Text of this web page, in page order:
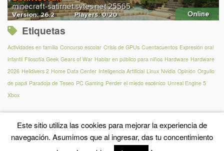
Etiquetas
Actividades en familia Concurso escolar Crisis de GPUs Cuentacuentos Expresión oral
infantil Filosofía Geek Gears of War Hablar en público para niños Hardware Hardware
2026 Helldivers 2 Home Data Center Inteligencia Artificial Linux Nvidia Opinión Orgullo
de papá Paradoja de Teseo PC Gaming Perder el miedo escénico Unreal Engine 5
Xbox
·© 2026 Anibal Santos Hernandez·Funciona con
·
Este sitio utiliza las cookies para mejorar la experiencia de
navegación. Asumimos que al ingresar, das tu concentimiento